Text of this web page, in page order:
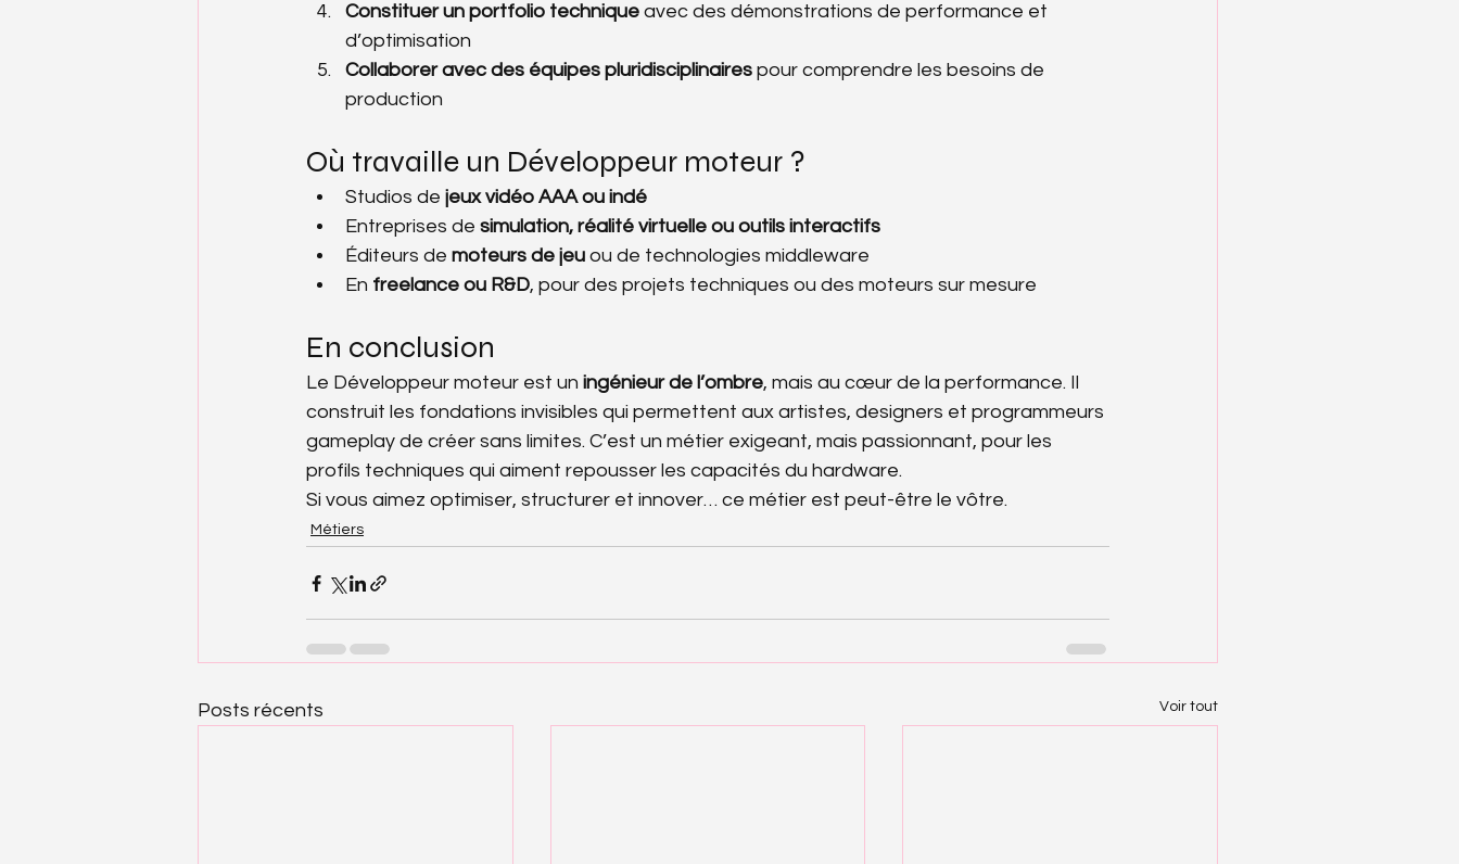
Constituer un portfolio technique avec des démonstrations de performance et
d’optimisation
Collaborer avec des équipes pluridisciplinaires pour comprendre les besoins de
production
Où travaille un Développeur moteur ?
Studios de jeux vidéo AAA ou indé
Entreprises de simulation, réalité virtuelle ou outils interactifs
Éditeurs de moteurs de jeu ou de technologies middleware
En freelance ou R&D, pour des projets techniques ou des moteurs sur mesure
En conclusion
Le Développeur moteur est un ingénieur de l’ombre, mais au cœur de la performance. Il
construit les fondations invisibles qui permettent aux artistes, designers et programmeurs
gameplay de créer sans limites. C’est un métier exigeant, mais passionnant, pour les
profils techniques qui aiment repousser les capacités du hardware.
Si vous aimez optimiser, structurer et innover… ce métier est peut-être le vôtre.
Métiers
Posts récents Voir tout